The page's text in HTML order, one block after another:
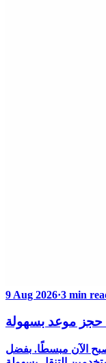
9 Aug 2026·3 min
حجز موعد بسهولة
الآن مبسطًا. بفضل